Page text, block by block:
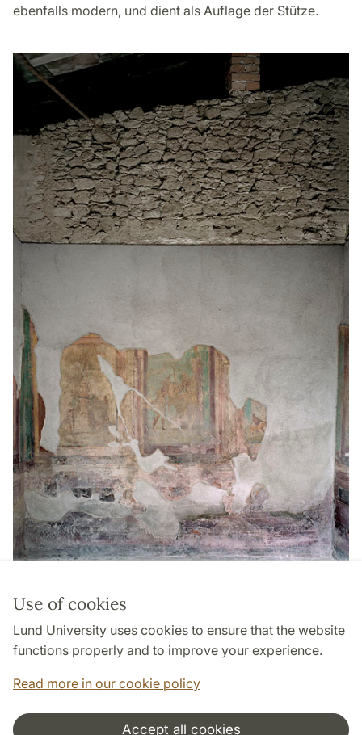
Use of cookies
Lund University uses cookies to ensure that the website
functions properly and to improve your experience.
Read more in our cookie policy
Accept all cookies
ebenfalls modern, und dient als Auflage der Stütze.
Page Manager: | 2022-10-31